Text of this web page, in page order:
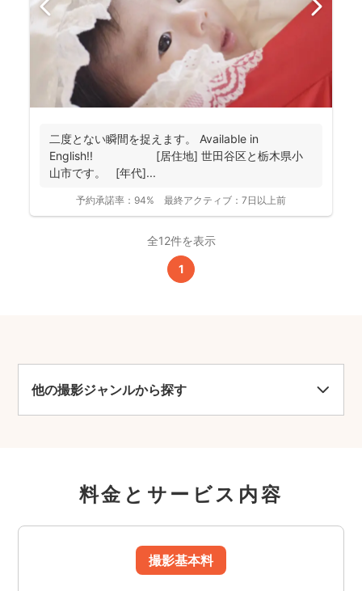
二度とない瞬間を捉えます。 Available in
English!! [居住地] 世田谷区と栃木県小
山市です。 [年代]...
予約承諾率： 94% 最終アクティブ： 7日以上前
全12件を表示
1
他の撮影ジャンルから探す
料金とサービス内容
撮影基本料